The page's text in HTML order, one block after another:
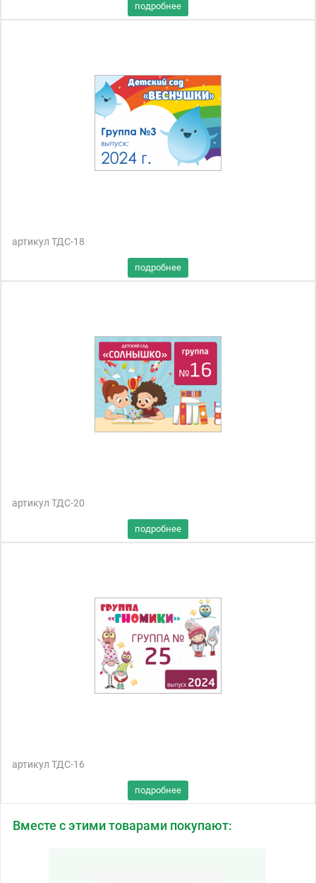
артикул ТДС-18
артикул ТДС-20
артикул ТДС-16
Вместе с этими товарами покупают: